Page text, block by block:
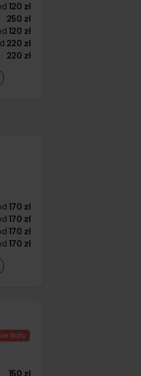
120 zł
250 zł
120 zł
220 zł
220 zł
170 zł
170 zł
170 zł
170 zł
150 zł